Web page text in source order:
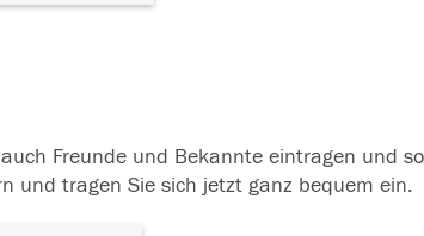
Freunde und Bekannte eintragen und
und tragen Sie sich jetzt ganz bequem ein.